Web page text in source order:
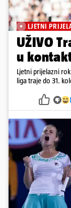
LJETNI
UŽIVO
u
Ljetni prijelazni
liga traje do 31.